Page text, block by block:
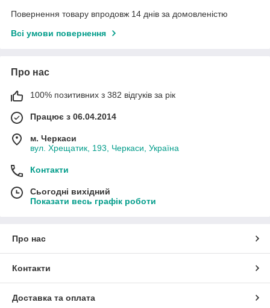
Повернення товару впродовж 14 днів за домовленістю
Всі умови повернення
Про нас
100% позитивних з 382 відгуків за рік
Працює з 06.04.2014
м. Черкаси
вул. Хрещатик, 193, Черкаси, Україна
Контакти
Сьогодні вихідний
Показати весь графік роботи
Про нас
Контакти
Доставка та оплата